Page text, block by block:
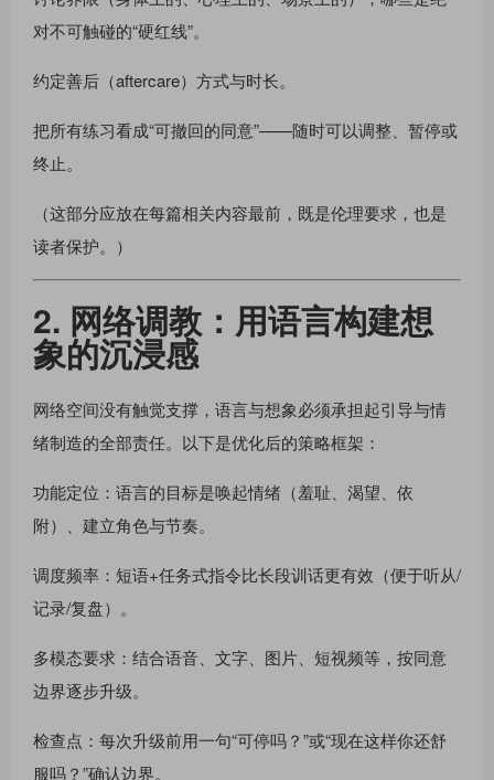
对不可触碰的“硬红线”。
约定善后（aftercare）方式与时长。
把所有练习看成“可撤回的同意”——随时可以调整、暂停或
终止。
（这部分应放在每篇相关内容最前，既是伦理要求，也是
读者保护。）
2. 网络调教：用语言构建想
象的沉浸感
网络空间没有触觉支撑，语言与想象必须承担起引导与情
绪制造的全部责任。以下是优化后的策略框架：
功能定位：语言的目标是唤起情绪（羞耻、渴望、依
附）、建立角色与节奏。
调度频率：短语+任务式指令比长段训话更有效（便于听从/
记录/复盘）。
多模态要求：结合语音、文字、图片、短视频等，按同意
边界逐步升级。
检查点：每次升级前用一句“可停吗？”或“现在这样你还舒
服吗？”确认边界。